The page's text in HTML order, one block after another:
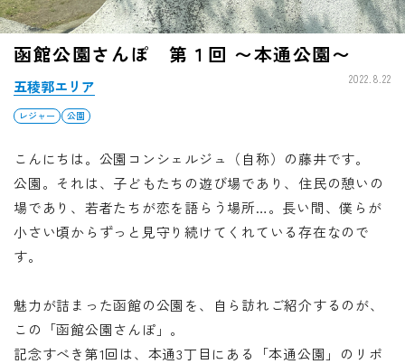
函館公園さんぽ 第１回 〜本通公園〜
五稜郭エリア 2022.8.22
レジャー 公園
こんにちは。公園コンシェルジュ（自称）の藤井です。
公園。それは、子どもたちの遊び場であり、住民の憩いの
場であり、若者たちが恋を語らう場所…。長い間、僕らが
小さい頃からずっと見守り続けてくれている存在なので
す。
魅力が詰まった函館の公園を、自ら訪れご紹介するのが、
この「函館公園さんぽ」。
記念すべき第1回は、本通3丁目にある「本通公園」のリポ